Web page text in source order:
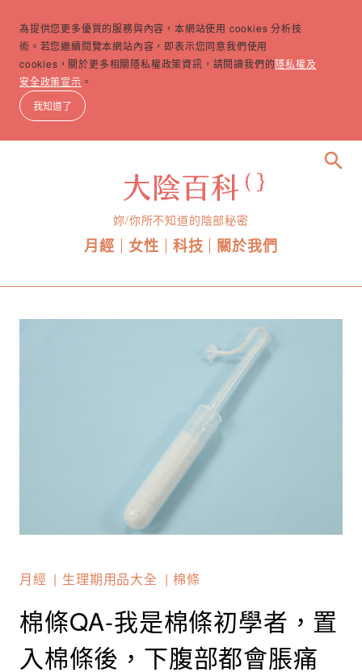
為提供您更多優質的服務與內容，本網站使用 cookies 分析技
術。若您繼續閱覽本網站內容，即表示您同意我們使用
cookies，關於更多相關隱私權政策資訊，請閱讀我們的隱私權及
安全政策宣示 。
我知道了
妳/你所不知道的陰部秘密
月經 女性 科技 關於我們
search
月經 生理期用品大全 棉條
棉條QA-我是棉條初學者，置
入棉條後，下腹部都會脹痛